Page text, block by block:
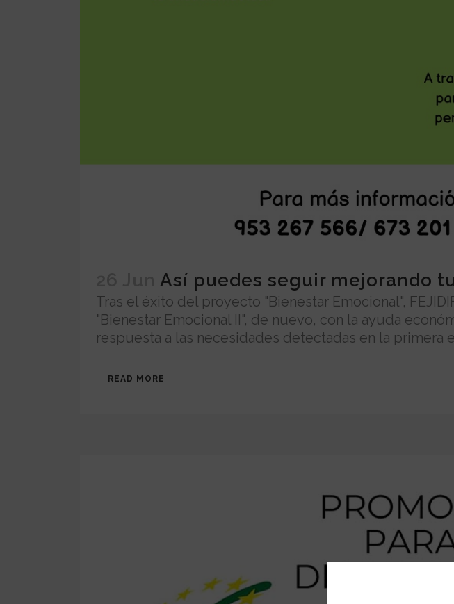
Así puedes seguir mejorando
Tras el éxito del proyecto "Bienestar Emocional",
"Bienestar Emocional II", de nuevo, con la ayuda
respuesta a las necesidades detectadas en la primera
READ MORE